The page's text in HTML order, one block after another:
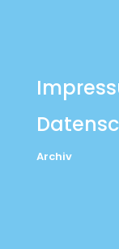
Archiv